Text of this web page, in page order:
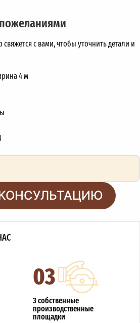
свяжется с вами, чтобы уточнить детали и
4 м
03
3 собственные
производственные
площадки